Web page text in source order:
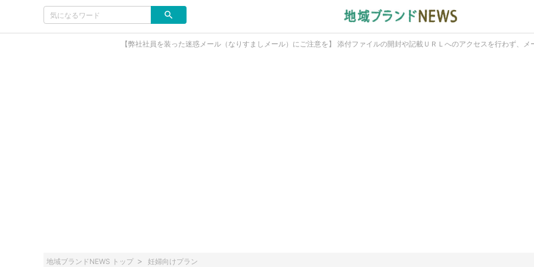
【弊社社員を装った迷惑メール（なりすましメール）にご注意を】 添付ファイルの開封や記載ＵＲＬへのアクセスを行わず、メ
地域ブランドNEWS トップ 妊婦向けプラン